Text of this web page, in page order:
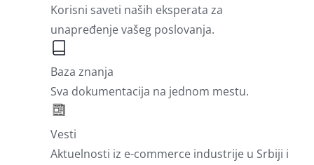
Korisni saveti naših eksperata za
unapređenje vašeg poslovanja.
Baza znanja
Sva dokumentacija na jednom mestu.
Vesti
Aktuelnosti iz e-commerce industrije u Srbiji i